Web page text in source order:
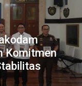
Komitmen